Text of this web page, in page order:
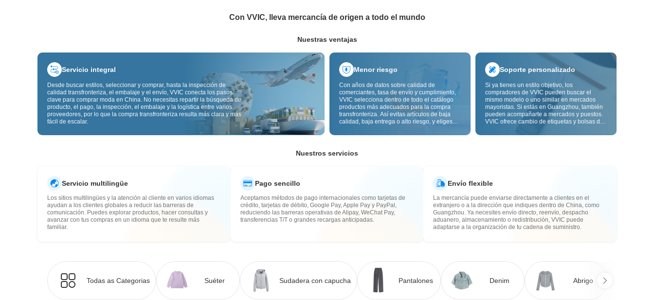
Con VVIC, lleva mercancía de origen a todo el mundo
Nuestras ventajas
Servicio integral
Desde buscar estilos, seleccionar y comprar, hasta la inspección de
calidad transfronteriza, el embalaje y el envío, VVIC conecta los pasos
clave para comprar moda en China. No necesitas repartir la búsqueda de
producto, el pago, la inspección, el embalaje y la logística entre varios
proveedores, por lo que la compra transfronteriza resulta más clara y más
fácil de escalar.
Menor riesgo
Con años de datos sobre calidad de
comerciantes, tasa de envío y cumplimiento,
VVIC selecciona dentro de todo el catálogo
productos más adecuados para la compra
transfronteriza. Así evitas artículos de baja
calidad, baja entrega o alto riesgo, y eliges
calidad transfronteriza y las etiquetas de
aduana y posventa.
Soporte personalizado
Si ya tienes un estilo objetivo, los
compradores de VVIC pueden buscar el
mismo modelo o uno similar en mercados
mayoristas. Si estás en Guangzhou, también
pueden acompañarte a mercados y puestos.
VVIC ofrece cambio de etiquetas y bolsas de
imagen o muestra, para que tu compra sea
Nuestros servicios
Servicio multilingüe
Los sitios multilingües y la atención al cliente en varios idiomas
ayudan a los clientes globales a reducir las barreras de
comunicación. Puedes explorar productos, hacer consultas y
avanzar con tus compras en un idioma que te resulte más
familiar.
Pago sencillo
Aceptamos métodos de pago internacionales como tarjetas de
crédito, tarjetas de débito, Google Pay, Apple Pay y PayPal,
reduciendo las barreras operativas de Alipay, WeChat Pay,
transferencias T/T o grandes recargas anticipadas.
Envío flexible
La mercancía puede enviarse directamente a clientes en el
extranjero o a la dirección que indiques dentro de China, como
Guangzhou. Ya necesites envío directo, reenvío, despacho
aduanero, almacenamiento o redistribución, VVIC puede
adaptarse a la organización de tu cadena de suministro.
Todas as Categorias Suéter Sudadera con capucha Pantalones Denim Abrigo